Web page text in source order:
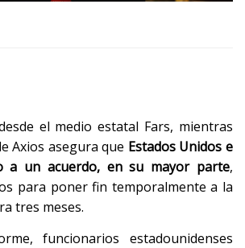
el medio estatal Fars, mientras
Axios asegura que Estados Unidos e
a un acuerdo, en su mayor parte,
para poner fin temporalmente a la
tres meses.
funcionarios estadounidenses